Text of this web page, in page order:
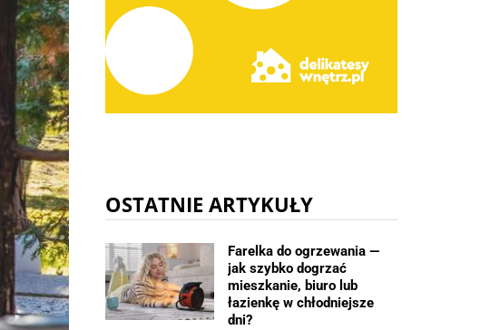
OSTATNIE ARTYKUŁY
Farelka do ogrzewania —
jak szybko dogrzać
mieszkanie, biuro lub
łazienkę w chłodniejsze
dni?